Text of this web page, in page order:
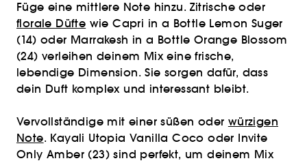
Füge eine mittlere Note hinzu. Zitrische oder
florale Düfte wie Capri in a Bottle Lemon Suger
(14) oder Marrakesh in a Bottle Orange Blossom
(24) verleihen deinem Mix eine frische,
lebendige Dimension. Sie sorgen dafür, dass
dein Duft komplex und interessant bleibt.
Vervollständige mit einer süßen oder würzigen
Note. Kayali Utopia Vanilla Coco oder Invite
Only Amber (23) sind perfekt, um deinem Mix